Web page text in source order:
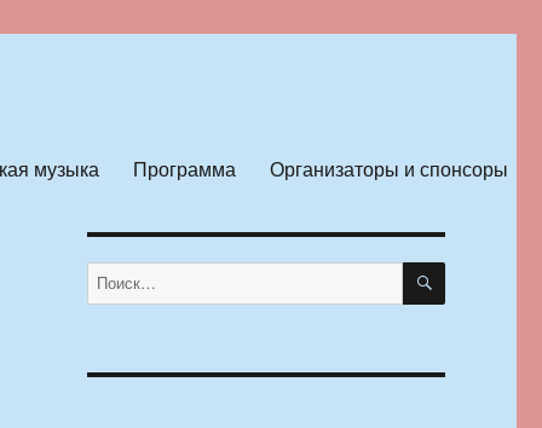
музыка Программа Организаторы и спонсоры
Искать: ПОИСК